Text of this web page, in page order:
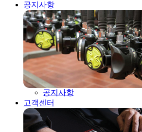
공지사항
공지사항
고객센터